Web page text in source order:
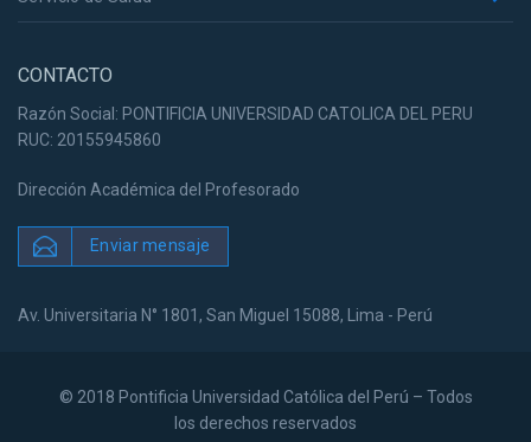
CONTACTO
Razón Social: PONTIFICIA UNIVERSIDAD CATOLICA DEL PERU
RUC: 20155945860
Dirección Académica del Profesorado
Enviar mensaje
Av. Universitaria N° 1801, San Miguel 15088, Lima - Perú
© 2018 Pontificia Universidad Católica del Perú – Todos
los derechos reservados